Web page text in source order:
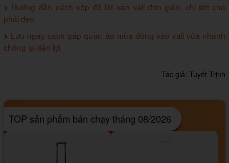
> Hướng dẫn cách xếp đồ lót vào vali đơn giản, chi tiết cho
phái đẹp
> Lưu ngay cách gấp quần áo mùa đông vào vali vừa nhanh
chóng lại tiện lợi
Tác giả: Tuyết Trịnh
TOP sản phẩm bán chạy tháng 08/2026